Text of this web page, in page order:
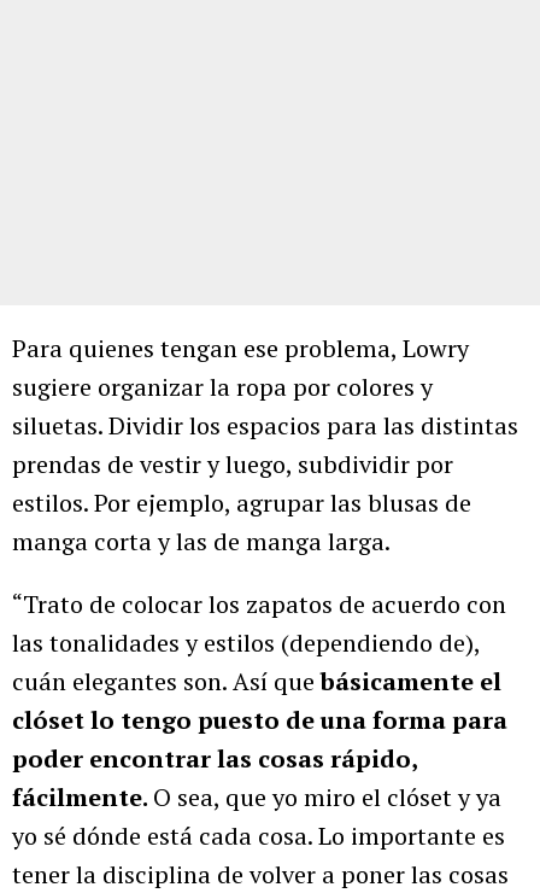
Para quienes tengan ese problema, Lowry
sugiere organizar la ropa por colores y
siluetas. Dividir los espacios para las distintas
prendas de vestir y luego, subdividir por
estilos. Por ejemplo, agrupar las blusas de
manga corta y las de manga larga.
“Trato de colocar los zapatos de acuerdo con
las tonalidades y estilos (dependiendo de),
cuán elegantes son. Así quebásicamente el
clóset lo tengo puesto de una forma para
poder encontrar las cosas rápido,
fácilmente. O sea, que yo miro el clóset y ya
yo sé dónde está cada cosa. Lo importante es
tener la disciplina de volver a poner las cosas